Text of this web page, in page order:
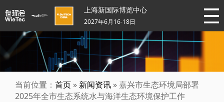
上海新国际博览中心
2027年6月16-18日
当前位置： 首页 » 新闻资讯 » 嘉兴市生态环境局部署
2025年全市生态系统水与海洋生态环境保护工作